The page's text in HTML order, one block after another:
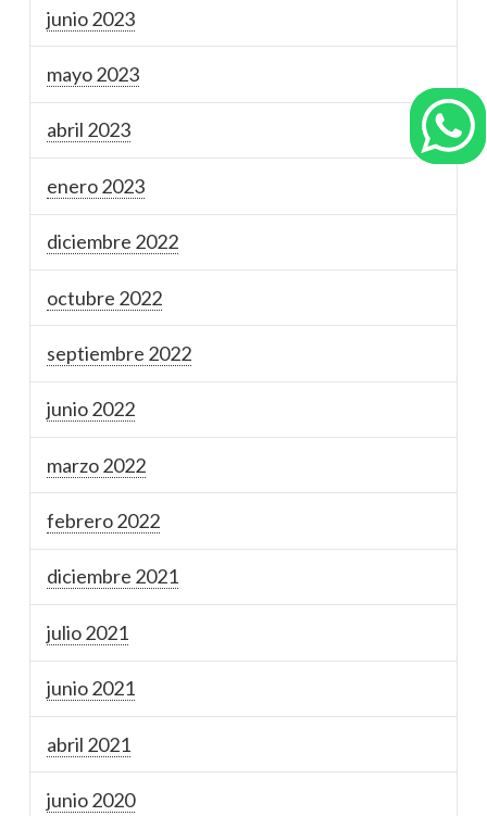
junio 2023
mayo 2023
abril 2023
enero 2023
diciembre 2022
octubre 2022
septiembre 2022
junio 2022
marzo 2022
febrero 2022
diciembre 2021
julio 2021
junio 2021
abril 2021
junio 2020